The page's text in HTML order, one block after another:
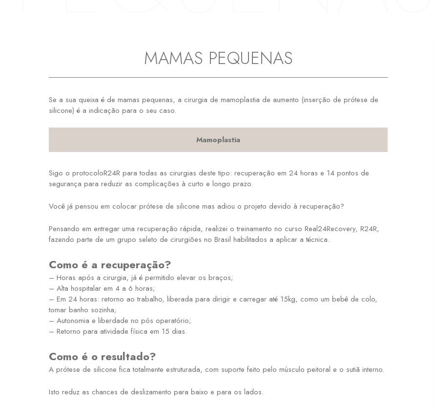
MAMAS PEQUENAS
Se a sua queixa é de mamas pequenas, a cirurgia de mamoplastia de aumento (inserção de prótese de
silicone) é a indicação para o seu caso.
Mamoplastia
Sigo o protocoloR24R para todas as cirurgias deste tipo: recuperação em 24 horas e 14 pontos de
segurança para reduzir as complicações à curto e longo prazo.
Você já pensou em colocar prótese de silicone mas adiou o projeto devido à recuperação?
Pensando em entregar uma recuperação rápida, realizei o treinamento no curso Real24Recovery, R24R,
fazendo parte de um grupo seleto de cirurgiões no Brasil habilitados a aplicar a técnica.
Como é a recuperação?
– Horas após a cirurgia, já é permitido elevar os braços;
– Alta hospitalar em 4 a 6 horas;
– Em 24 horas: retorno ao trabalho, liberada para dirigir e carregar até 15kg, como um bebê de colo,
tomar banho sozinha;
– Autonomia e liberdade no pós operatório;
– Retorno para atividade física em 15 dias.
Como é o resultado?
A prótese de silicone fica totalmente estruturada, com suporte feito pelo músculo peitoral e o sutiã interno.
Isto reduz as chances de deslizamento para baixo e para os lados.